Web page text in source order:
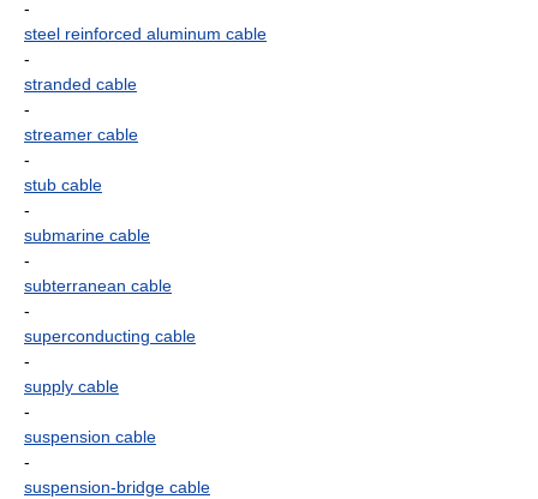
-
steel reinforced aluminum cable
-
stranded cable
-
streamer cable
-
stub cable
-
submarine cable
-
subterranean cable
-
superconducting cable
-
supply cable
-
suspension cable
-
suspension-bridge cable